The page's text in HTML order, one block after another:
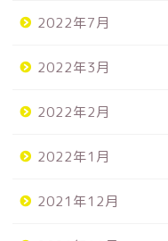
2022年7月
2022年3月
2022年2月
2022年1月
2021年12月